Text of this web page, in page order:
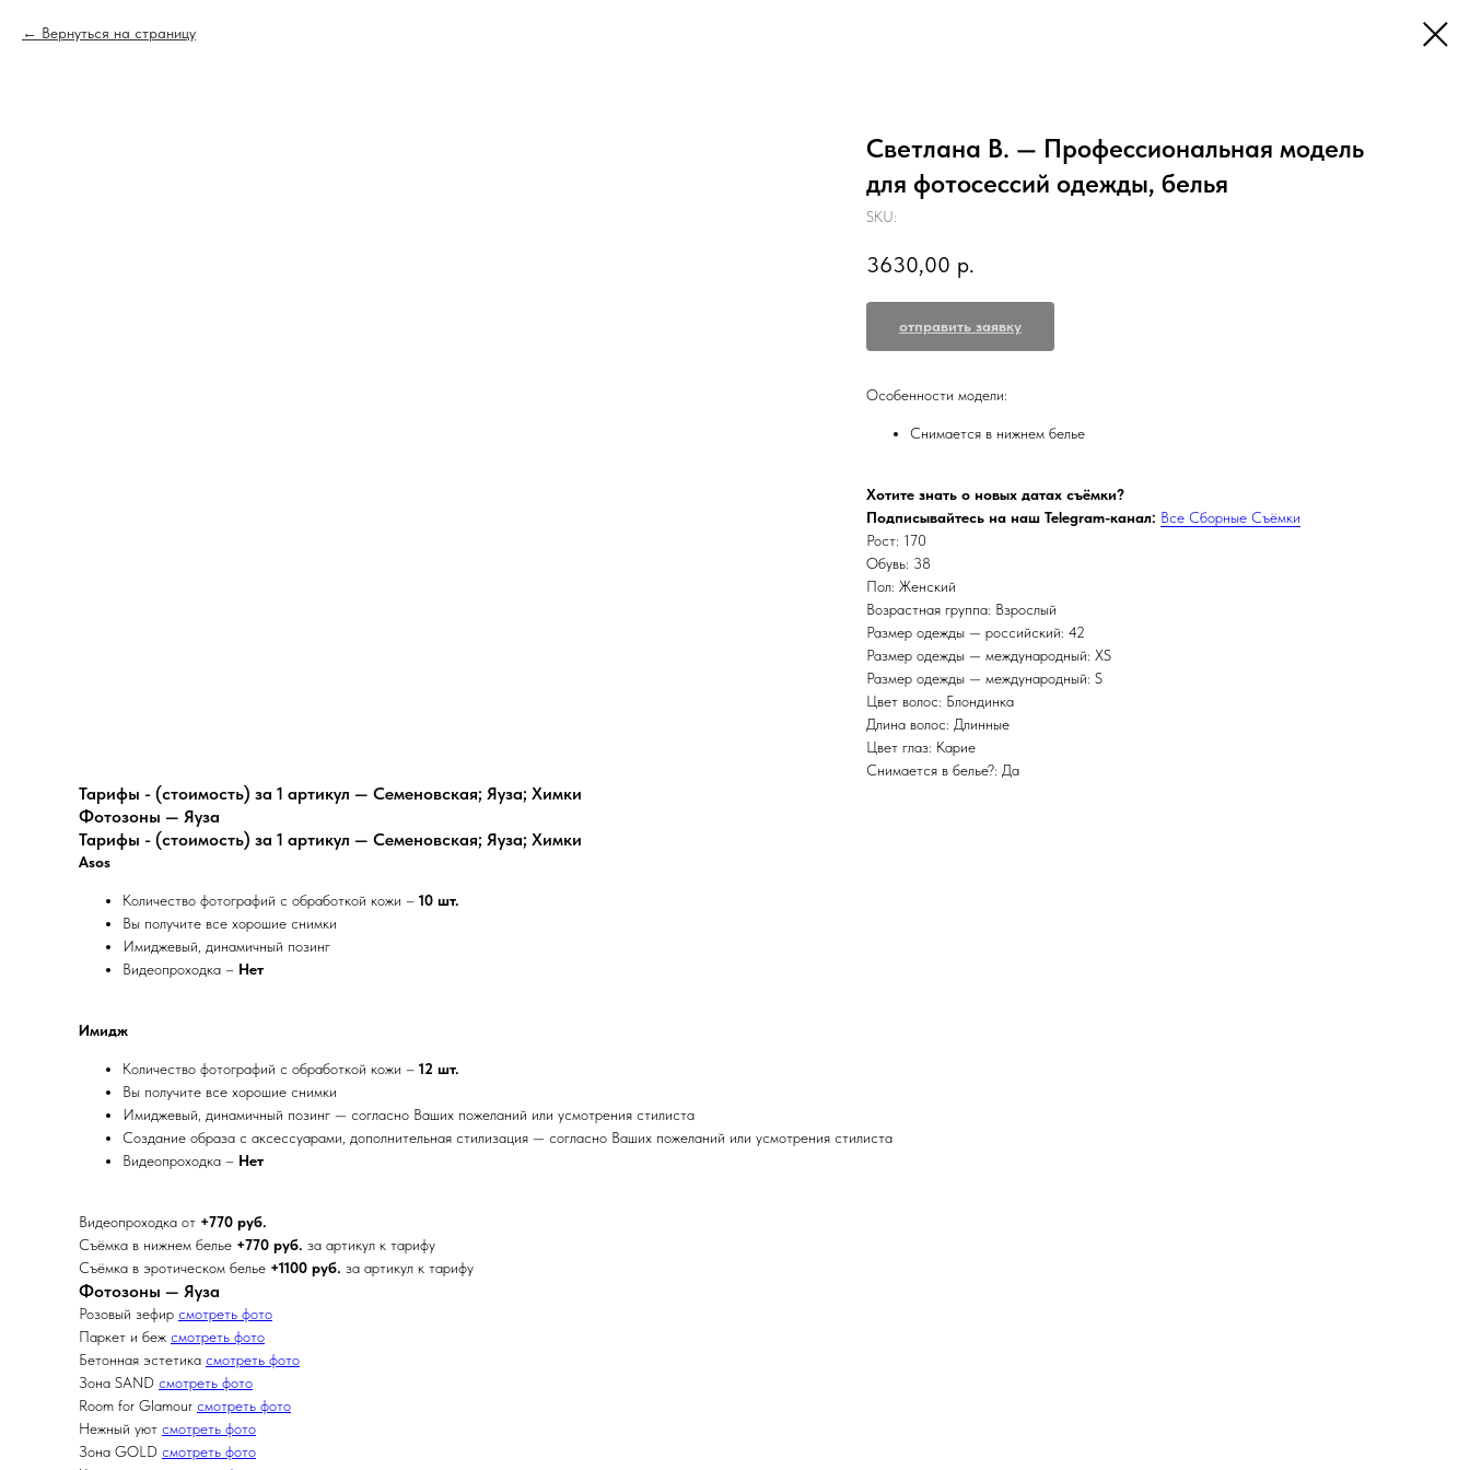
Вернуться на страницу
Светлана В. — Профессиональная модель
для фотосессий одежды, белья
SKU:
3630,00 р.
отправить заявку
Особенности модели:
Снимается в нижнем белье
Хотите знать о новых датах съёмки?
Подписывайтесь на наш Telegram-канал: Все Сборные Съёмки
Рост: 170
Обувь: 38
Пол: Женский
Возрастная группа: Взрослый
Размер одежды — российский: 42
Размер одежды — международный: XS
Размер одежды — международный: S
Цвет волос: Блондинка
Длина волос: Длинные
Цвет глаз: Карие
Снимается в белье?: Да
Тарифы - (стоимость) за 1 артикул — Семеновская; Яуза; Химки
Фотозоны — Яуза
Тарифы - (стоимость) за 1 артикул — Семеновская; Яуза; Химки
Asos
Количество фотографий с обработкой кожи – 10 шт.
Вы получите все хорошие снимки
Имиджевый, динамичный позинг
Видеопроходка – Нет
Имидж
Количество фотографий с обработкой кожи – 12 шт.
Вы получите все хорошие снимки
Имиджевый, динамичный позинг — согласно Ваших пожеланий или усмотрения стилиста
Создание образа с аксессуарами, дополнительная стилизация — согласно Ваших пожеланий или усмотрения стилиста
Видеопроходка – Нет
Видеопроходка от +770 руб.
Съёмка в нижнем белье +770 руб. за артикул к тарифу
Съёмка в эротическом белье +1100 руб. за артикул к тарифу
Фотозоны — Яуза
Розовый зефир смотреть фото
Паркет и беж смотреть фото
Бетонная эстетика смотреть фото
Зона SAND смотреть фото
Room for Glamour смотреть фото
Нежный уют смотреть фото
Зона GOLD смотреть фото